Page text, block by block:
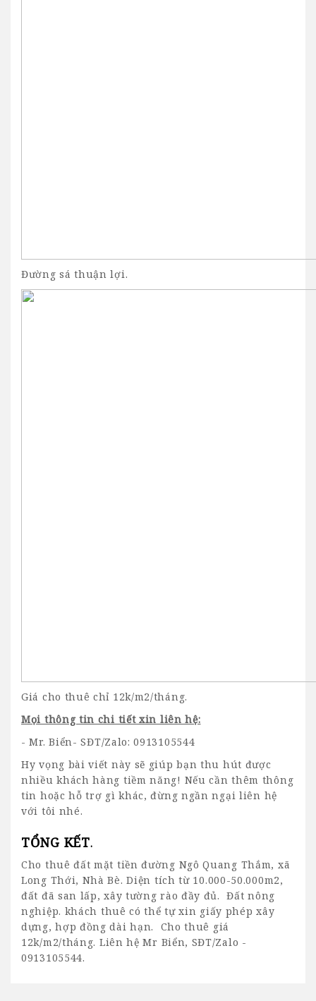
Đường sá thuận lợi.
Giá cho thuê chỉ 12k/m2/tháng.
Mọi thông tin chi tiết xin liên hệ:
- Mr. Biển- SĐT/Zalo: 0913105544
Hy vọng bài viết này sẽ giúp bạn thu hút được
nhiều khách hàng tiềm năng! Nếu cần thêm thông
tin hoặc hỗ trợ gì khác, đừng ngần ngại liên hệ
với tôi nhé.
TỔNG KẾT.
Cho thuê đất mặt tiền đường Ngô Quang Thắm, xã
Long Thới, Nhà Bè. Diện tích từ 10.000-50.000m2,
đất đã san lấp, xây tường rào đầy đủ. Đất nông
nghiệp. khách thuê có thể tự xin giấy phép xây
dựng, hợp đồng dài hạn.
Cho thuê giá
12k/m2/tháng. Liên hệ Mr Biển, SĐT/Zalo -
0913105544.